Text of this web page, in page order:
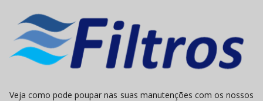
Veja como pode poupar nas suas manutenções com os nossos